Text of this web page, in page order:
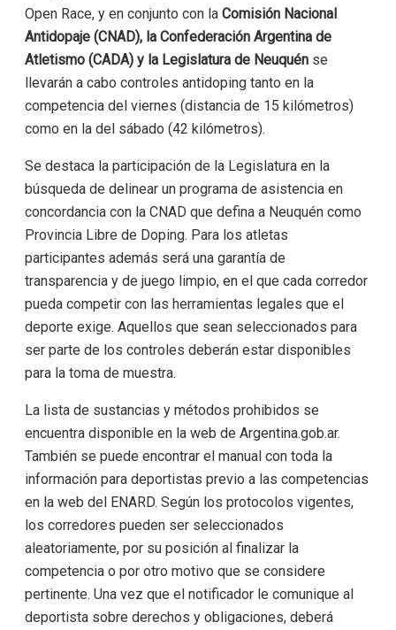
Open Race, y en conjunto con la Comisión Nacional
Antidopaje (CNAD), la Confederación Argentina de
Atletismo (CADA) y la Legislatura de Neuquén se
llevarán a cabo controles antidoping tanto en la
competencia del viernes (distancia de 15 kilómetros)
como en la del sábado (42 kilómetros).
Se destaca la participación de la Legislatura en la
búsqueda de delinear un programa de asistencia en
concordancia con la CNAD que defina a Neuquén como
Provincia Libre de Doping. Para los atletas
participantes además será una garantía de
transparencia y de juego limpio, en el que cada corredor
pueda competir con las herramientas legales que el
deporte exige. Aquellos que sean seleccionados para
ser parte de los controles deberán estar disponibles
para la toma de muestra.
La lista de sustancias y métodos prohibidos se
encuentra disponible en la web de Argentina.gob.ar.
También se puede encontrar el manual con toda la
información para deportistas previo a las competencias
en la web del ENARD. Según los protocolos vigentes,
los corredores pueden ser seleccionados
aleatoriamente, por su posición al finalizar la
competencia o por otro motivo que se considere
pertinente. Una vez que el notificador le comunique al
deportista sobre derechos y obligaciones, deberá